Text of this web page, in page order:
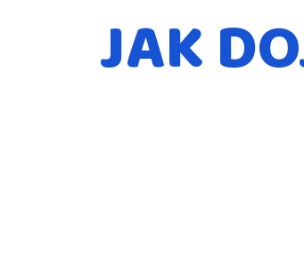
JAK